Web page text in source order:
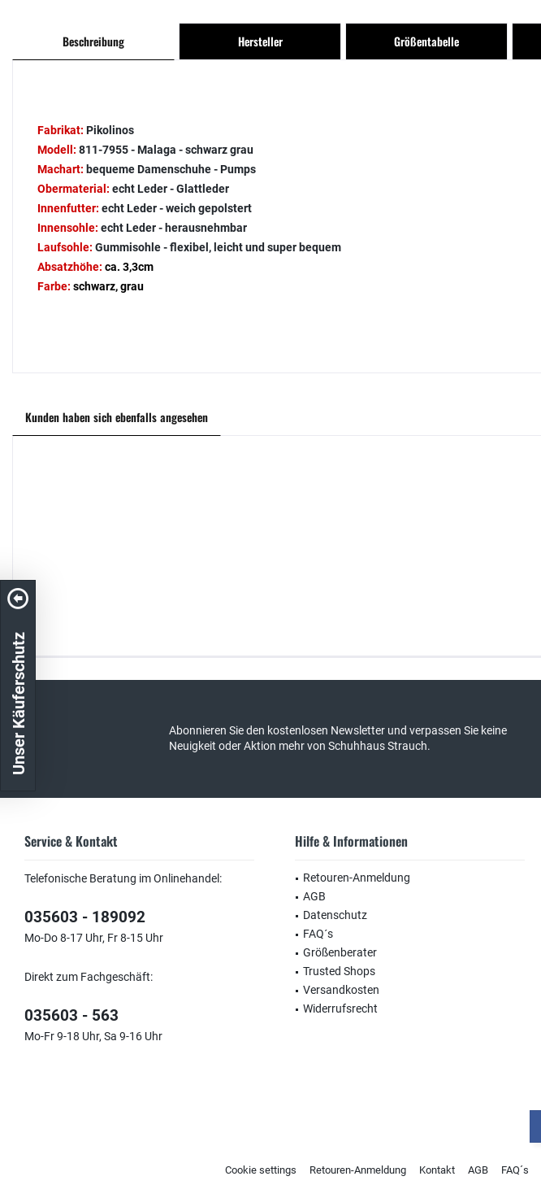
Beschreibung Hersteller Größentabelle
Fabrikat: Pikolinos
Modell: 811-7955 - Malaga - schwarz grau
Machart: bequeme Damenschuhe - Pumps
Obermaterial: echt Leder - Glattleder
Innenfutter: echt Leder - weich gepolstert
Innensohle: echt Leder - herausnehmbar
Laufsohle: Gummisohle - flexibel, leicht und super bequem
Absatzhöhe: ca. 3,3cm
Farbe: schwarz, grau
Kunden haben sich ebenfalls angesehen
Abonnieren Sie den kostenlosen Newsletter und verpassen Sie keine
Neuigkeit oder Aktion mehr von Schuhhaus Strauch.
Service & Kontakt
Telefonische Beratung im Onlinehandel:
035603 - 189092
Mo-Do 8-17 Uhr, Fr 8-15 Uhr
Direkt zum Fachgeschäft:
035603 - 563
Mo-Fr 9-18 Uhr, Sa 9-16 Uhr
Hilfe & Informationen
Retouren-Anmeldung
AGB
Datenschutz
FAQ´s
Größenberater
Trusted Shops
Versandkosten
Widerrufsrecht
Cookie settings Retouren-Anmeldung Kontakt AGB FAQ´s
Unser Käuferschutz